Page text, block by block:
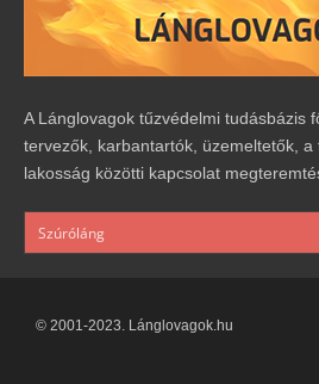
A Lánglovagok tűzvédelmi tudásbázis
tervezők, karbantartók, üzemeltetők, a
lakosság közötti kapcsolat
© 2001-2023. Lánglovagok.hu